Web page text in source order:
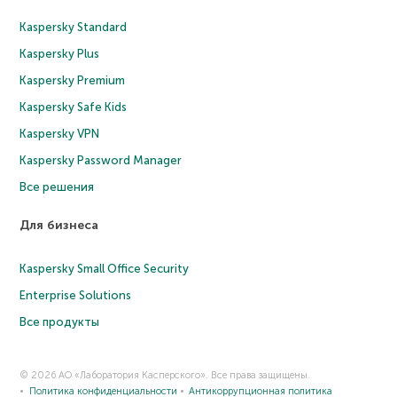
Kaspersky Standard
Kaspersky Plus
Kaspersky Premium
Kaspersky Safe Kids
Kaspersky VPN
Kaspersky Password Manager
Все решения
Для бизнеса
Kaspersky Small Office Security
Enterprise Solutions
Все продукты
© 2026 АО «Лаборатория Касперского». Все права защищены.
Политика конфиденциальности
Антикоррупционная политика